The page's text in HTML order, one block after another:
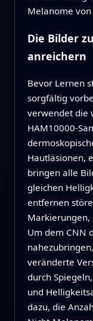
Melanome
Die Bilder
anreichern
Bevor Lernen
sorgfältig
verwendet die
Hautläsionen,
bringen alle
gleichen
entfernen
Um dem CNN
veränderte
durch
und
dazu, die